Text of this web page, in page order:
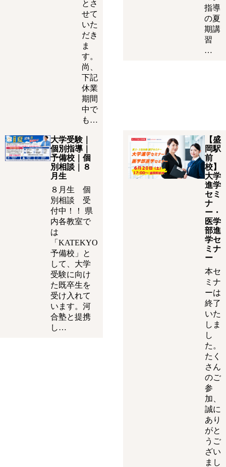
とさ
せて
いた
だき
ま
す。
尚、
下記
休業
期間
中で
も…
指導
の夏
期講
習
…
大学受験｜
個別指導｜
予備校｜個
別相談｜８
月生
８月生 個
別相談 受
付中！！ 県
内各教室で
は
「KATEKYO
予備校」と
して、大学
受験に向け
た既卒生を
受け入れて
います。河
合塾と提携
し…
【盛
岡駅
前
校】
大学
進学
セミ
ナ
ー・
医学
部進
学セ
ミナ
ー
本セ
ミナ
ーは
終了
いた
しま
し
た。
たく
さん
のご
参
加、
誠に
あり
がと
うご
ざい
まし